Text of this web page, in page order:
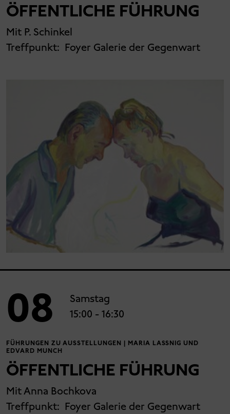
ÖFFENTLICHE FÜHRUNG
Mit P. Schinkel
Treffpunkt: Foyer Galerie der Gegenwart
08
Samstag
15:00 - 16:30
FÜHRUNGEN ZU AUSSTELLUNGEN | MARIA LASSNIG UND
EDVARD MUNCH
ÖFFENTLICHE FÜHRUNG
Mit Anna Bochkova
Treffpunkt: Foyer Galerie der Gegenwart